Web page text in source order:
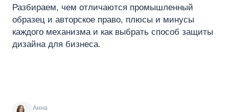
Разбираем, чем отличаются промышленный
образец и авторское право, плюсы и минусы
каждого механизма и как выбрать способ защиты
дизайна для бизнеса.
Анна